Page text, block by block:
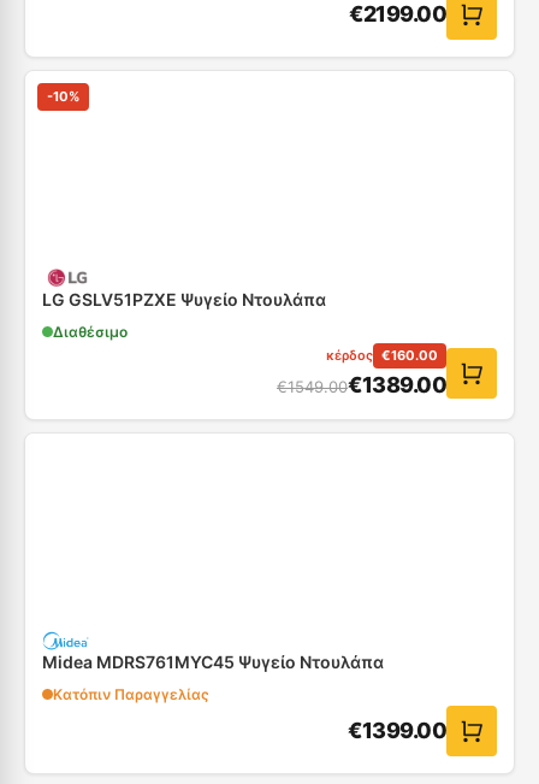
€2199.00
-10%
LG GSLV51PZXE Ψυγείο Ντουλάπα
Διαθέσιμο
κέρδος €160.00
€1549.00€1389.00
Midea MDRS761MYC45 Ψυγείο Ντουλάπα
Κατόπιν Παραγγελίας
€1399.00